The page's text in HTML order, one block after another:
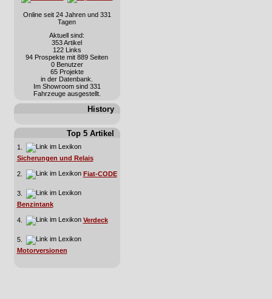
Online seit 24 Jahren und 331
Tagen
Aktuell sind:
353 Artikel
122 Links
94 Prospekte mit 889 Seiten
0 Benutzer
65 Projekte
in der Datenbank.
Im Showroom sind 331
Fahrzeuge ausgestellt.
History
Top 5 Artikel
1.
Sicherungen und Relais
2. Fiat-CODE
3.
Benzintank
4. Verdeck
5.
Motorversionen